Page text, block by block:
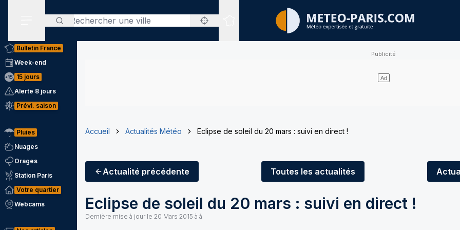
Rechercher
Sites expertisés
Bulletin France
Week-end
15 jours
Alerte 8 jours
Prévi. saison
Pluies
Nuages
Orages
Station Paris
Votre quartier
Webcams
Accueil Actualités Météo Eclipse de soleil du 20 mars : suivi en direct !
Actualité précédente Toutes les actualités
Eclipse de soleil du 20 mars : suivi en direct !
Dernière mise à jour le 20 Mars 2015 à à